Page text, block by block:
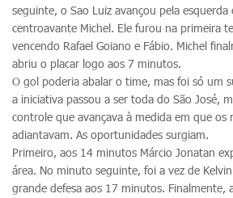
seguinte, o Sao Luiz avançou pela esquerda
centroavante Michel. Ele furou na primeira
vencendo Rafael Goiano e Fábio. Michel
abriu o placar logo aos 7 minutos.
O gol poderia abalar o time, mas foi só um
a iniciativa passou a ser toda do São José,
controle que avançava à medida em que os
adiantavam. As oportunidades surgiam.
Primeiro, aos 14 minutos Márcio Jonatan
área. No minuto seguinte, foi a vez de
grande defesa aos 17 minutos. Finalmente,